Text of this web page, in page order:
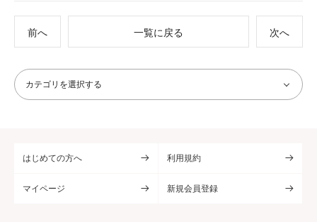
前へ 一覧に戻る 次へ
はじめての方へ 利用規約
マイページ 新規会員登録